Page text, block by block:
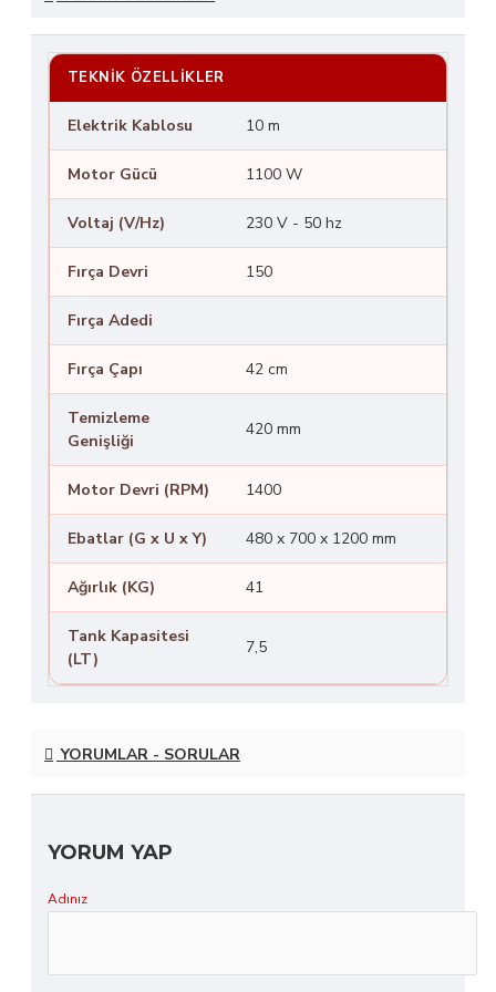
TEKNIK ÖZELLIKLER
Elektrik Kablosu 10 m
Motor Gücü 1100 W
Voltaj (V/Hz) 230 V - 50 hz
Fırça Devri 150
Fırça Adedi
Fırça Çapı 42 cm
Temizleme
Genişliği
420 mm
Motor Devri (RPM) 1400
Ebatlar (G x U x Y) 480 x 700 x 1200 mm
Ağırlık (KG) 41
Tank Kapasitesi
(LT)
7,5
YORUMLAR - SORULAR
YORUM YAP
Adınız